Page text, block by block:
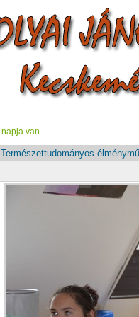
napja van.
Természettudományos